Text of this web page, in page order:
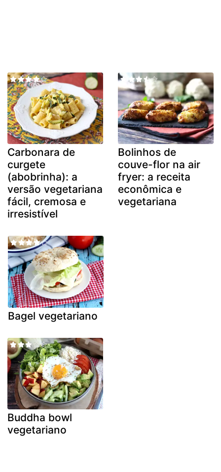
Carbonara de
curgete
(abobrinha): a
versão vegetariana
fácil, cremosa e
irresistível
Bolinhos de
couve-flor na air
fryer: a receita
econômica e
vegetariana
Bagel vegetariano
Buddha bowl
vegetariano